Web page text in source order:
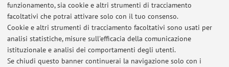
funzionamento, sia cookie e altri strumenti di tracciamento
facoltativi che potrai attivare solo con il tuo consenso.
Cookie e altri strumenti di tracciamento facoltativi sono usati per
analisi statistiche, misure sull'efficacia della comunicazione
istituzionale e analisi dei comportamenti degli utenti.
Se chiudi questo banner continuerai la navigazione solo con i
Ultimi avvisi
PROPOSTA PER TIROCINIO DI RICERCA RASHIP
Pubblicato il: 09 luglio 2024